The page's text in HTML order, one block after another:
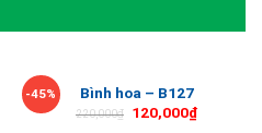
-45% Bình hoa – B127
220,000₫ 120,000₫